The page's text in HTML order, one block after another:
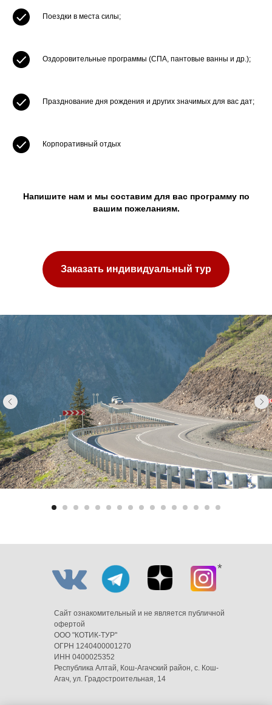
Поездки в места силы;
Оздоровительные программы (СПА, пантовые ванны и др.);
Празднование дня рождения и других значимых для вас дат;
Корпоративный отдых
Напишите нам и мы составим для вас программу по
вашим пожеланиям.
Заказать индивидуальный тур
*
Сайт ознакомительный и не является публичной
офертой
ООО "КОТИК-ТУР"
ОГРН 1240400001270
ИНН 0400025352
Республика Алтай, Кош-Агачский район, с. Кош-
Агач, ул. Градостроительная, 14